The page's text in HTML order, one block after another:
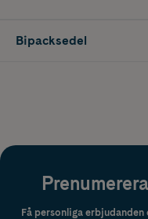
Bipacksedel
Få personliga